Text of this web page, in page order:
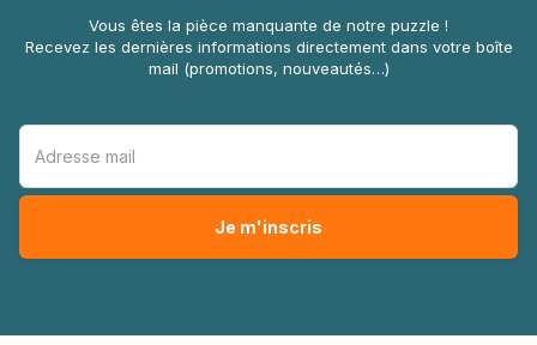
Vous êtes la pièce manquante de notre puzzle !
Recevez les dernières informations directement dans votre boîte
mail (promotions, nouveautés…)